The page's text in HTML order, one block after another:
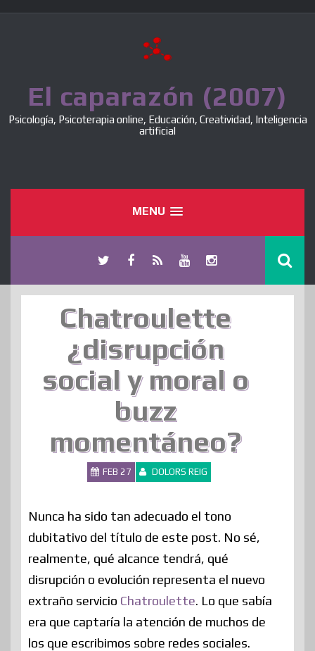
El caparazón (2007)
Psicología, Psicoterapia online, Educación, Creatividad, Inteligencia
artificial
MENU
Chatroulette
¿disrupción
social y moral o
buzz
momentáneo?
FEB 27 DOLORS REIG
Nunca ha sido tan adecuado el tono
dubitativo del título de este post. No sé,
realmente, qué alcance tendrá, qué
disrupción o evolución representa el nuevo
extraño servicio Chatroulette. Lo que sabía
era que captaría la atención de muchos de
los que escribimos sobre redes sociales.